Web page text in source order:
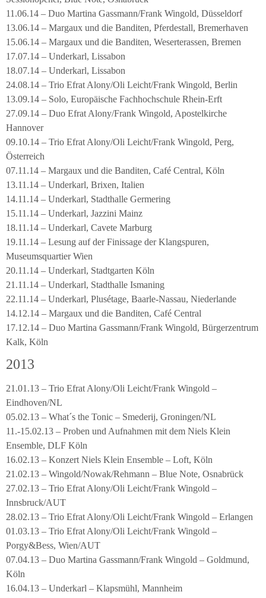
11.06.14 – Duo Martina Gassmann/Frank Wingold, Düsseldorf
13.06.14 – Margaux und die Banditen, Pferdestall, Bremerhaven
15.06.14 – Margaux und die Banditen, Weserterassen, Bremen
17.07.14 – Underkarl, Lissabon
18.07.14 – Underkarl, Lissabon
24.08.14 – Trio Efrat Alony/Oli Leicht/Frank Wingold, Berlin
13.09.14 – Solo, Europäische Fachhochschule Rhein-Erft
27.09.14 – Duo Efrat Alony/Frank Wingold, Apostelkirche
Hannover
09.10.14 – Trio Efrat Alony/Oli Leicht/Frank Wingold, Perg,
Österreich
07.11.14 – Margaux und die Banditen, Café Central, Köln
13.11.14 – Underkarl, Brixen, Italien
14.11.14 – Underkarl, Stadthalle Germering
15.11.14 – Underkarl, Jazzini Mainz
18.11.14 – Underkarl, Cavete Marburg
19.11.14 – Lesung auf der Finissage der Klangspuren,
Museumsquartier Wien
20.11.14 – Underkarl, Stadtgarten Köln
21.11.14 – Underkarl, Stadthalle Ismaning
22.11.14 – Underkarl, Plusétage, Baarle-Nassau, Niederlande
14.12.14 – Margaux und die Banditen, Café Central
17.12.14 – Duo Martina Gassmann/Frank Wingold, Bürgerzentrum
Kalk, Köln
2013
21.01.13 – Trio Efrat Alony/Oli Leicht/Frank Wingold –
Eindhoven/NL
05.02.13 – What´s the Tonic – Smederij, Groningen/NL
11.-15.02.13 – Proben und Aufnahmen mit dem Niels Klein
Ensemble, DLF Köln
16.02.13 – Konzert Niels Klein Ensemble – Loft, Köln
21.02.13 – Wingold/Nowak/Rehmann – Blue Note, Osnabrück
27.02.13 – Trio Efrat Alony/Oli Leicht/Frank Wingold –
Innsbruck/AUT
28.02.13 – Trio Efrat Alony/Oli Leicht/Frank Wingold – Erlangen
01.03.13 – Trio Efrat Alony/Oli Leicht/Frank Wingold –
Porgy&Bess, Wien/AUT
07.04.13 – Duo Martina Gassmann/Frank Wingold – Goldmund,
Köln
16.04.13 – Underkarl – Klapsmühl, Mannheim